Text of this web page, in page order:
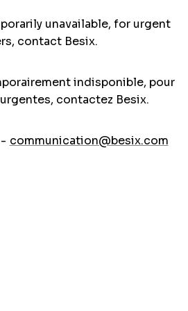
unavailable, for urgent
contact Besix.
indisponible, pour
contactez Besix.
communication@besix.com